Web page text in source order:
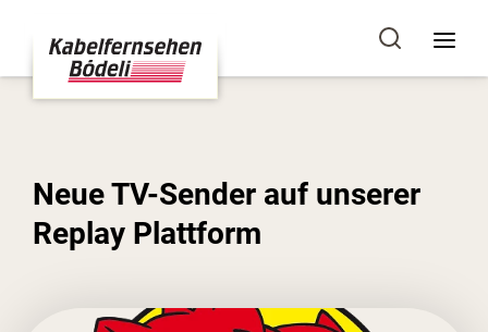
Neue TV-Sender auf unserer
Replay Plattform